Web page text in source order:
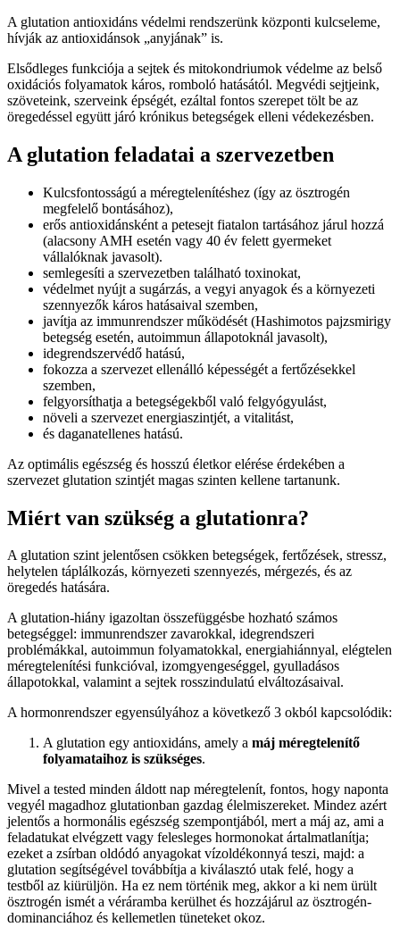
A glutation antioxidáns védelmi rendszerünk központi kulcseleme,
hívják az antioxidánsok „anyjának” is.
Elsődleges funkciója a sejtek és mitokondriumok védelme az belső
oxidációs folyamatok káros, romboló hatásától. Megvédi sejtjeink,
szöveteink, szerveink épségét, ezáltal fontos szerepet tölt be az
öregedéssel együtt járó krónikus betegségek elleni védekezésben.
A glutation feladatai a szervezetben
Kulcsfontosságú a méregtelenítéshez (így az ösztrogén
megfelelő bontásához),
erős antioxidánsként a petesejt fiatalon tartásához járul hozzá
(alacsony AMH esetén vagy 40 év felett gyermeket
vállalóknak javasolt).
semlegesíti a szervezetben található toxinokat,
védelmet nyújt a sugárzás, a vegyi anyagok és a környezeti
szennyezők káros hatásaival szemben,
javítja az immunrendszer működését (Hashimotos pajzsmirigy
betegség esetén, autoimmun állapotoknál javasolt),
idegrendszervédő hatású,
fokozza a szervezet ellenálló képességét a fertőzésekkel
szemben,
felgyorsíthatja a betegségekből való felgyógyulást,
növeli a szervezet energiaszintjét, a vitalitást,
és daganatellenes hatású.
Az optimális egészség és hosszú életkor elérése érdekében a
szervezet glutation szintjét magas szinten kellene tartanunk.
Miért van szükség a glutationra?
A glutation szint jelentősen csökken betegségek, fertőzések, stressz,
helytelen táplálkozás, környezeti szennyezés, mérgezés, és az
öregedés hatására.
A glutation-hiány igazoltan összefüggésbe hozható számos
betegséggel: immunrendszer zavarokkal, idegrendszeri
problémákkal, autoimmun folyamatokkal, energiahiánnyal, elégtelen
méregtelenítési funkcióval, izomgyengeséggel, gyulladásos
állapotokkal, valamint a sejtek rosszindulatú elváltozásaival.
A hormonrendszer egyensúlyához a következő 3 okból kapcsolódik:
A glutation egy antioxidáns, amely a máj méregtelenítő
folyamataihoz is szükséges.
Mivel a tested minden áldott nap méregtelenít, fontos, hogy naponta
vegyél magadhoz glutationban gazdag élelmiszereket. Mindez azért
jelentős a hormonális egészség szempontjából, mert a máj az, ami a
feladatukat elvégzett vagy felesleges hormonokat ártalmatlanítja;
ezeket a zsírban oldódó anyagokat vízoldékonnyá teszi, majd: a
glutation segítségével továbbítja a kiválasztó utak felé, hogy a
testből az kiürüljön. Ha ez nem történik meg, akkor a ki nem ürült
ösztrogén ismét a véráramba kerülhet és hozzájárul az ösztrogén-
dominanciához és kellemetlen tüneteket okoz.